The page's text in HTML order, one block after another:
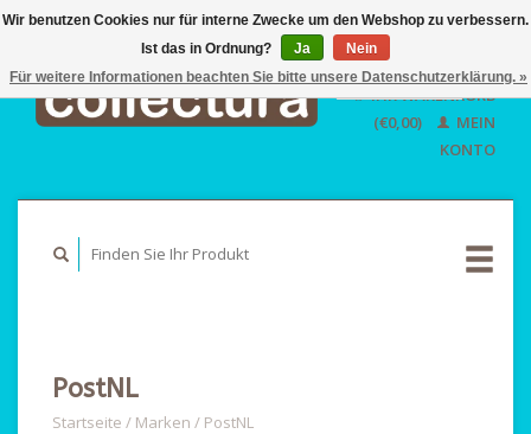
EUR
GBP
USD
Deutsch
English
IHR WARENKORB
(€0,00)
MEIN
KONTO
PostNL
Startseite / Marken / PostNL
Wir benutzen Cookies nur für interne Zwecke um den Webshop zu verbessern.
Ist das in Ordnung?
Ja
Nein
Für weitere Informationen beachten Sie bitte unsere Datenschutzerklärung. »